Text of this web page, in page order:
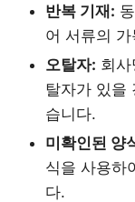
반복 기재:
어 서류의
오탈자: 회
탈자가 있을
습니다.
미확인된 양
식을 사용하
다.